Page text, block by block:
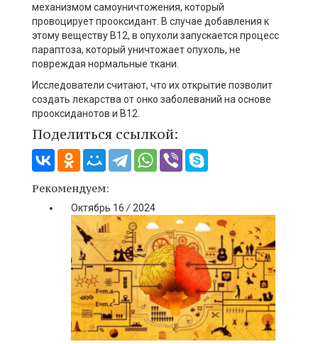
механизмом самоуничтожения, который
провоцирует прооксидант. В случае добавления к
этому веществу В12, в опухоли запускается процесс
параптоза, который уничтожает опухоль, не
повреждая нормальные ткани.
Исследователи считают, что их открытие позволит
создать лекарства от онко заболеваний на основе
прооксиданотов и В12.
Поделиться ссылкой:
Рекомендуем:
Октябрь 16 / 2024